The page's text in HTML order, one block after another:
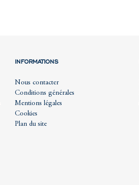
INFORMATIONS
Nous contacter
Conditions générales
Mentions légales
Cookies
Plan du site